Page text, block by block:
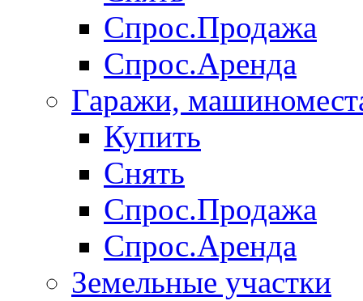
Спрос.Продажа
Спрос.Аренда
Гаражи,
Купить
Снять
Спрос.Продажа
Спрос.Аренда
Земельные участки